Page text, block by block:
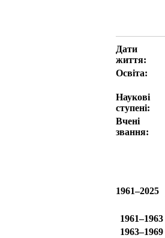
Дати
життя:
Освіта:
Наукові
ступені:
Вчені
звання:
1961–2025
1961–1963
1963–1969